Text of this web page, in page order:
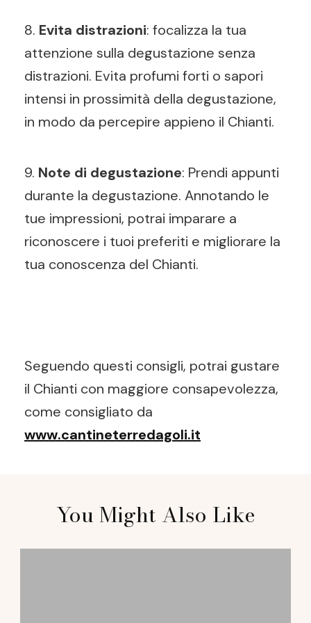
8. Evita distrazioni: focalizza la tua
attenzione sulla degustazione senza
distrazioni. Evita profumi forti o sapori
intensi in prossimità della degustazione,
in modo da percepire appieno il Chianti.
9. Note di degustazione: Prendi appunti
durante la degustazione. Annotando le
tue impressioni, potrai imparare a
riconoscere i tuoi preferiti e migliorare la
tua conoscenza del Chianti.
Seguendo questi consigli, potrai gustare
il Chianti con maggiore consapevolezza,
come consigliato da
www.cantineterredagoli.it
Navigation
You Might Also Like